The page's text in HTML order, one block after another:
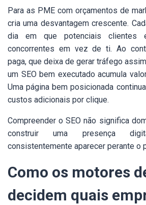
Para as PME com orçamentos de
cria uma desvantagem crescente.
dia em que potenciais clientes
concorrentes em vez de ti. Ao
paga, que deixa de gerar tráfego
um SEO bem executado acumula
Uma página bem posicionada
custos adicionais por clique.
Compreender o SEO não significa
construir uma presença
consistentemente aparecer perante o
Como os motores
decidem quais